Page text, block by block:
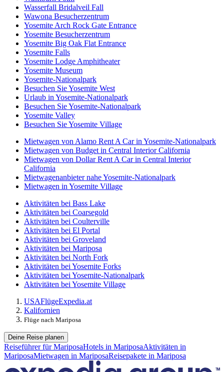
Wasserfall Bridalveil Fall
Wawona Besucherzentrum
Yosemite Arch Rock Gate Entrance
Yosemite Besucherzentrum
Yosemite Big Oak Flat Entrance
Yosemite Falls
Yosemite Lodge Amphitheater
Yosemite Museum
Yosemite-Nationalpark
Besuchen Sie Yosemite West
Urlaub in Yosemite-Nationalpark
Besuchen Sie Yosemite-Nationalpark
Yosemite Valley
Besuchen Sie Yosemite Village
Mietwagen von Alamo Rent A Car in Yosemite-Nationalpark
Mietwagen von Budget in Central Interior California
Mietwagen von Dollar Rent A Car in Central Interior
California
Mietwagenanbieter nahe Yosemite-Nationalpark
Mietwagen in Yosemite Village
Aktivitäten bei Bass Lake
Aktivitäten bei Coarsegold
Aktivitäten bei Coulterville
Aktivitäten bei El Portal
Aktivitäten bei Groveland
Aktivitäten bei Mariposa
Aktivitäten bei North Fork
Aktivitäten bei Yosemite Forks
Aktivitäten bei Yosemite-Nationalpark
Aktivitäten bei Yosemite Village
USAFlügeExpedia.at
Kalifornien
Flüge nach Mariposa
Deine Reise planen
Reiseführer für MariposaHotels in MariposaAktivitäten in
MariposaMietwagen in MariposaReisepakete in Mariposa